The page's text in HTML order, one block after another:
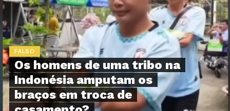
FALSO
Os homens de uma tribo na
Indonésia amputam os
braços em troca de